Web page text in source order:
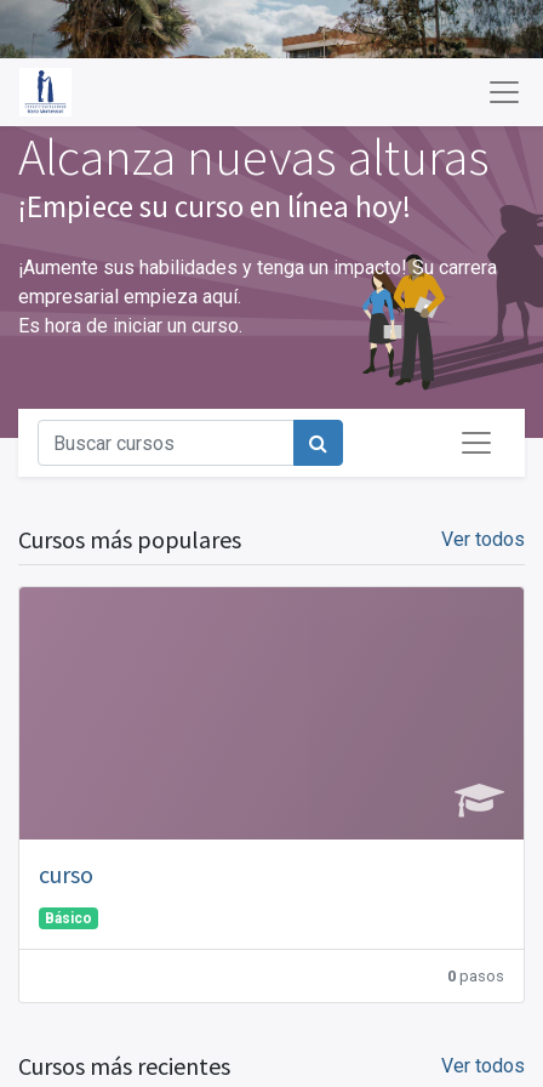
Alcanza nuevas alturas
¡Empiece su curso en línea hoy!
¡Aumente sus habilidades y tenga un impacto! Su carrera
empresarial empieza aquí.
Es hora de iniciar un curso.
Ver todos
Cursos más populares
curso
Básico
0 pasos
Ver todos
Cursos más recientes